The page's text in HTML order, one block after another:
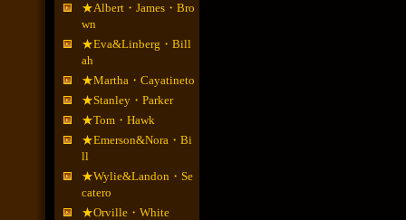
★Albert・James・Bro
wn
★Eva&Linberg・Bill
ah
★Martha・Cayatineto
★Stanley・Parker
★Tom・Hawk
★Emerson&Nora・Bi
ll
★Wylie&Landon・Se
catero
★Orville・White